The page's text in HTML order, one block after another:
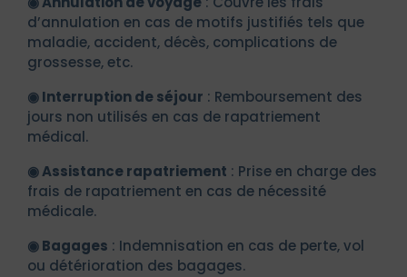
d’annulation en cas de motifs justifiés tels que
maladie, accident, décès, complications de
grossesse, etc.
◉ Interruption de séjour : Remboursement des
jours non utilisés en cas de rapatriement
médical.
◉ Assistance rapatriement : Prise en charge des
frais de rapatriement en cas de nécessité
médicale.
◉ Bagages : Indemnisation en cas de perte, vol
ou détérioration des bagages.